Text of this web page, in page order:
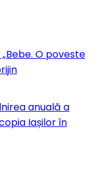
O poveste
anuală a
Iașilor în